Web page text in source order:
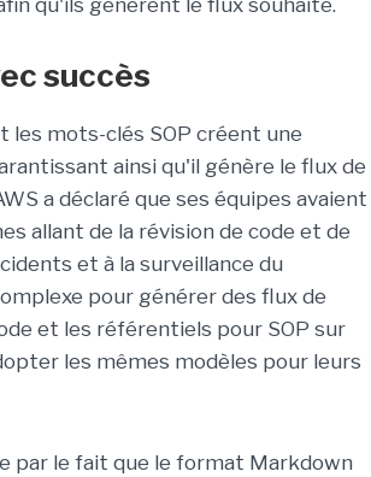
qu'ils génèrent le flux souhaité.
succès
mots-clés SOP créent une
ainsi qu'il génère le flux de
a déclaré que ses équipes avaient
allant de la révision de code et de
et à la surveillance du
pour générer des flux de
et les référentiels pour SOP sur
les mêmes modèles pour leurs
par le fait que le format Markdown